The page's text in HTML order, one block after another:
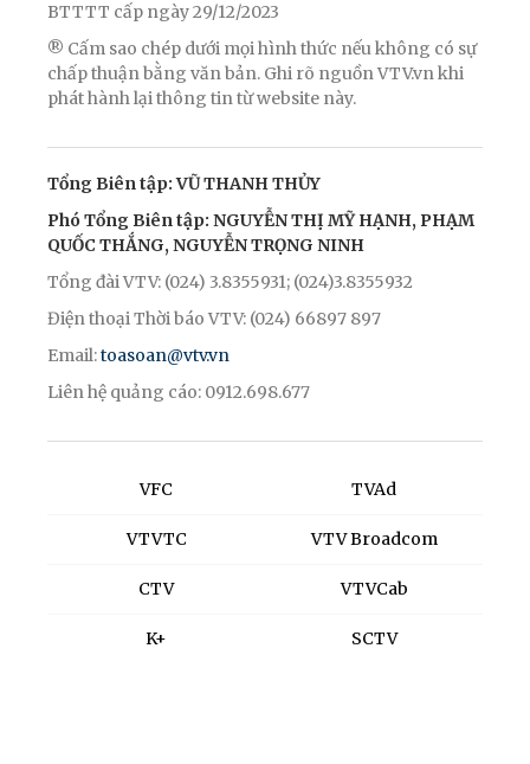
BTTTT cấp ngày 29/12/2023
® Cấm sao chép dưới mọi hình thức nếu không có sự
chấp thuận bằng văn bản. Ghi rõ nguồn VTV.vn khi
phát hành lại thông tin từ website này.
Tổng Biên tập: VŨ THANH THỦY
Phó Tổng Biên tập: NGUYỄN THỊ MỸ HẠNH, PHẠM
QUỐC THẮNG, NGUYỄN TRỌNG NINH
Tổng đài VTV: (024) 3.8355931; (024)3.8355932
Điện thoại Thời báo VTV: (024) 66897 897
Email:toasoan@vtv.vn
Liên hệ quảng cáo: 0912.698.677
VFC
VTVTC
CTV
K+
TVAd
VTV Broadcom
VTVCab
SCTV